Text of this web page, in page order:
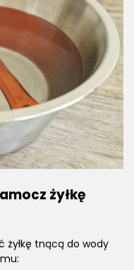
żyłkę
żyłkę tnącą do wody